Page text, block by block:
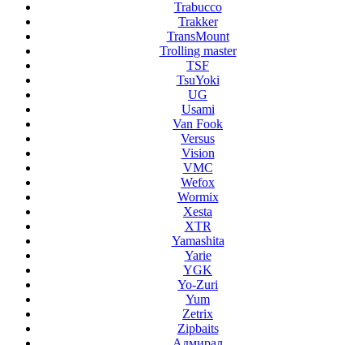
Trabucco
Trakker
TransMount
Trolling master
TSF
TsuYoki
UG
Usami
Van Fook
Versus
Vision
VMC
Wefox
Wormix
Xesta
XTR
Yamashita
Yarie
YGK
Yo-Zuri
Yum
Zetrix
Zipbaits